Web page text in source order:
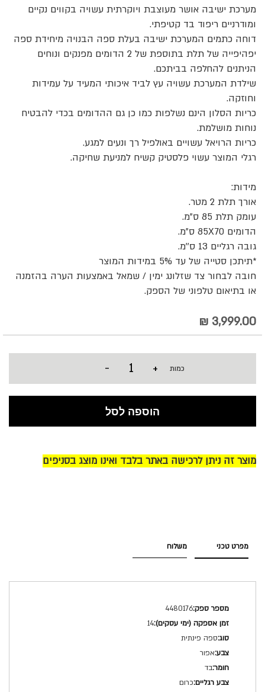
מערכת ישיבה אושר מעוצבת ויוקרתית עשויה בקווים נקיים
ומודרניים ריפוד בד קטיפתי.
דוחה כתמים המערכת ישיבה בעלת ספה הבנויה מיחידת ספה
יפהיפייה של תלת בתוספת של 2 הדומים מפנקים ונוחים
הניתנים להחלפה בביתכם.
שילדת המערכת עשויה עץ לביד איכותי המעיד על עמידות
וחוזקה.
כריות הסלון הינם נשלפות כמו כן גם ההדומים בכדי להבטיח
נוחות מושלמת.
כריות הרויאל עשויים באולפיל רך ונעים למגע.
רגלי המוצר עשוי פלסטיק קשיח למניעת שחיקה.
מידות:
אורך תלת 2 מטר.
עומק תלת 85 ס"מ.
הדומים 85X70 ס"מ.
גובה רגליים 13 ס''מ.
*תיתכן סטייה של עד 5% במידות המוצר
חובה לבחור צד שזלונג ימין / שמאל באמצעות הערה בהזמנה
או בתיאום טלפוני של הספק.
3,999.00 ₪
כמות +
-
הוספה לסל
מוצר זה ניתן לרכישה באתר בלבד ואינו מוצג בסניפים
מפרט טכני
מפרט
טכני
4480176
14
ספה פינתית
אפור
בד
כרום
משלוח